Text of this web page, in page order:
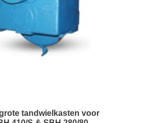
tandwielkasten voor